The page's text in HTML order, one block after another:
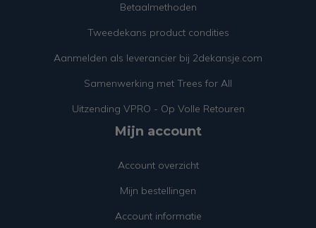
Betaalmethoden
Tweedekans product condities
Aanmelden als leverancier bij 2dekansje.com
Samenwerking met Trees for All
Uitzending VPRO - Op Volle Retouren
Mijn account
Account overzicht
Mijn bestellingen
Account informatie